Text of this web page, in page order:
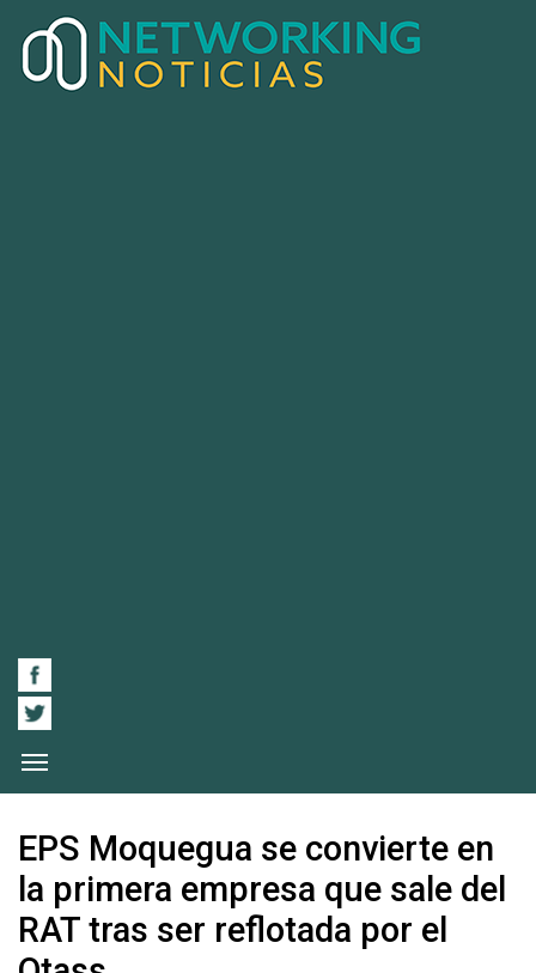
EPS Moquegua se convierte en
la primera empresa que sale del
RAT tras ser reflotada por el